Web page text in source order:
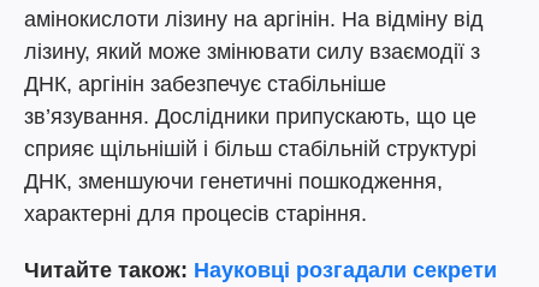
амінокислоти лізину на аргінін. На відміну від
лізину, який може змінювати силу взаємодії з
ДНК, аргінін забезпечує стабільніше
зв’язування. Дослідники припускають, що це
сприяє щільнішій і більш стабільній структурі
ДНК, зменшуючи генетичні пошкодження,
характерні для процесів старіння.
Читайте також: Науковці розгадали секрети